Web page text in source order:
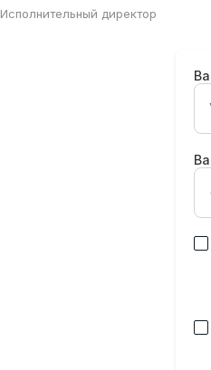
Исполнительный директор